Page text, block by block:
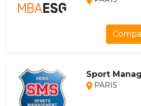
Sport
PARIS